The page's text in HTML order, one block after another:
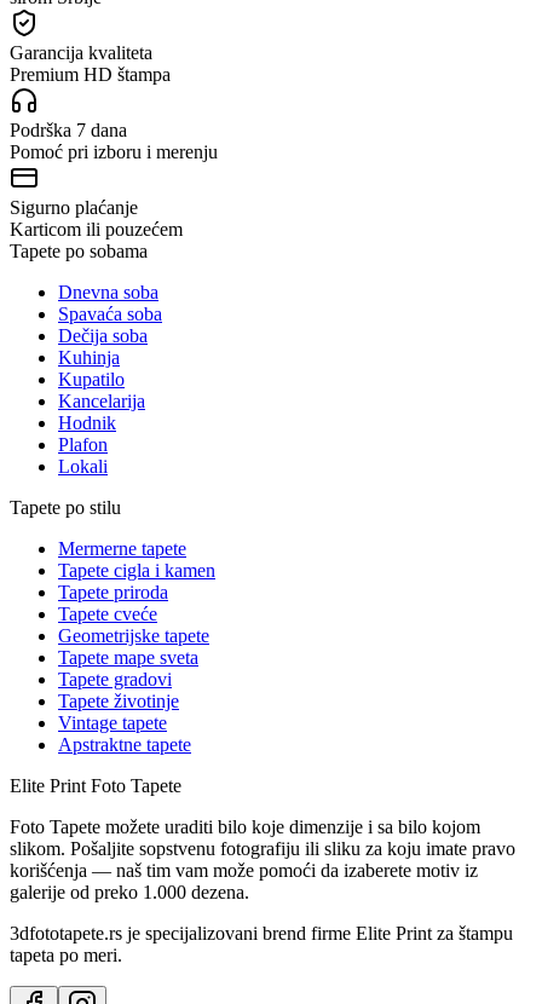
Garancija kvaliteta
Premium HD štampa
Podrška 7 dana
Pomoć pri izboru i merenju
Sigurno plaćanje
Karticom ili pouzećem
Tapete po sobama
Dnevna soba
Spavaća soba
Dečija soba
Kuhinja
Kupatilo
Kancelarija
Hodnik
Plafon
Lokali
Tapete po stilu
Mermerne tapete
Tapete cigla i kamen
Tapete priroda
Tapete cveće
Geometrijske tapete
Tapete mape sveta
Tapete gradovi
Tapete životinje
Vintage tapete
Apstraktne tapete
Elite Print Foto Tapete
Foto Tapete možete uraditi bilo koje dimenzije i sa bilo kojom
slikom. Pošaljite sopstvenu fotografiju ili sliku za koju imate pravo
korišćenja — naš tim vam može pomoći da izaberete motiv iz
galerije od preko 1.000 dezena.
3dfototapete.rs je specijalizovani brend firme Elite Print za štampu
tapeta po meri.